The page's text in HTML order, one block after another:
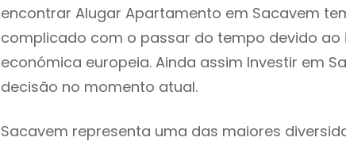
encontrar Alugar Apartamento em Sacavem
complicado com o passar do tempo devido
económica europeia. Ainda assim Investir em
decisão no momento atual.
Sacavem representa uma das maiores